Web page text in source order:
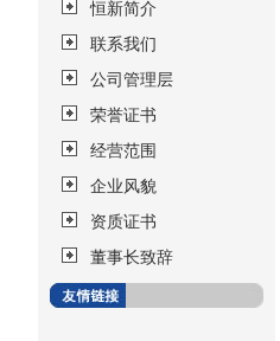
恒新简介
联系我们
公司管理层
荣誉证书
经营范围
企业风貌
资质证书
董事长致辞